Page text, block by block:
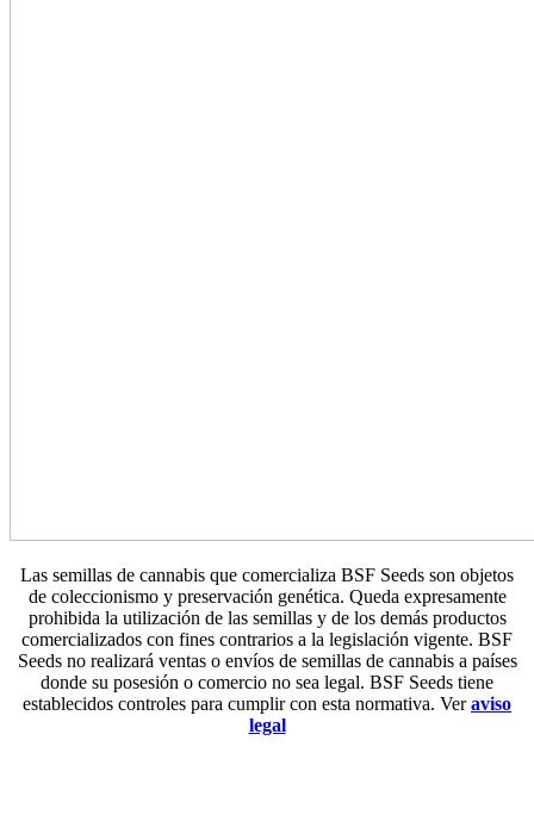
Las semillas de cannabis que comercializa BSF Seeds son objetos
de coleccionismo y preservación genética. Queda expresamente
prohibida la utilización de las semillas y de los demás productos
comercializados con fines contrarios a la legislación vigente. BSF
Seeds no realizará ventas o envíos de semillas de cannabis a países
donde su posesión o comercio no sea legal. BSF Seeds tiene
establecidos controles para cumplir con esta normativa. Veraviso
legal